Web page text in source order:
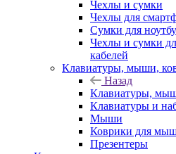
Чехлы и сумки
Чехлы для
Сумки для
Чехлы и сумки
кабелей
Клавиатуры, мыши,
Назад
Клавиатуры,
Клавиатуры и
Мыши
Коврики для
Презентеры